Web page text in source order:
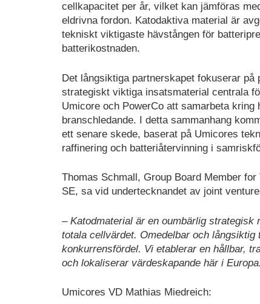
cellkapacitet per år, vilket kan jämföras
eldrivna fordon. Katodaktiva material är
tekniskt viktigaste hävstången för
batterikostnaden.
Det långsiktiga partnerskapet fokuserar
strategiskt viktiga insatsmaterial centrala
Umicore och PowerCo att samarbeta
branschledande. I detta sammanhang
ett senare skede, baserat på Umicores
raffinering och batteriåtervinning i
Thomas Schmall, Group Board Member
SE, sa vid undertecknandet av joint
– Katodmaterial är en oumbärlig
totala cellvärdet. Omedelbar och
konkurrensfördel. Vi etablerar en hållbar,
och lokaliserar värdeskapande här i Europa.
Umicores VD Mathias Miedreich: